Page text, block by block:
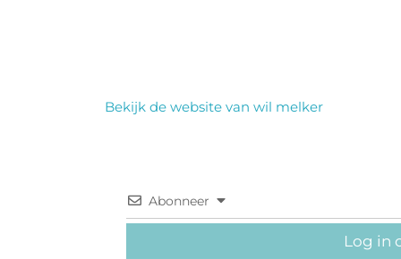
Bekijk de website van wil melker
Abonneer
Log in